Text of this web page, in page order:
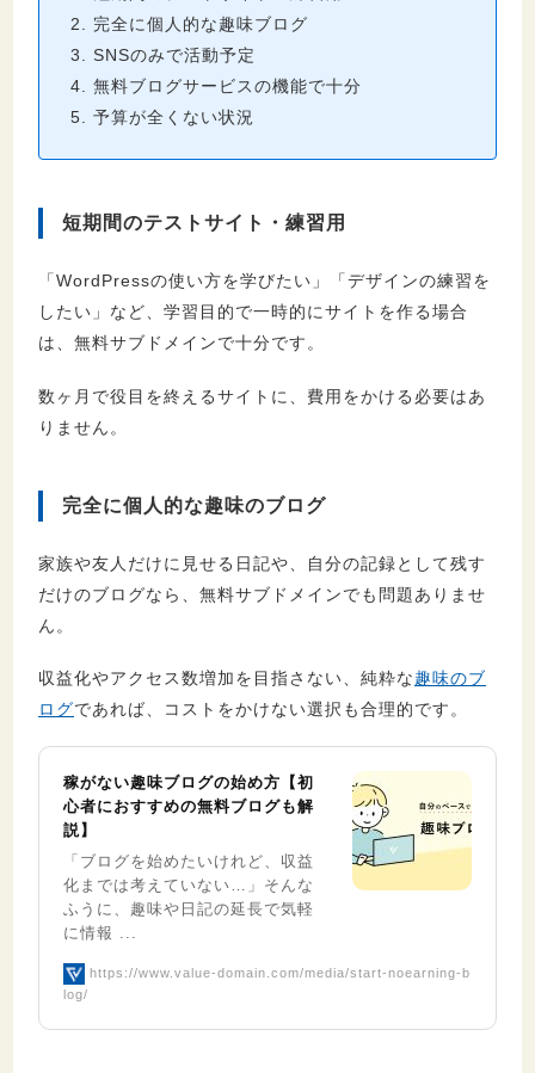
完全に個人的な趣味ブログ
SNSのみで活動予定
無料ブログサービスの機能で十分
予算が全くない状況
短期間のテストサイト・練習用
「WordPressの使い方を学びたい」「デザインの練習を
したい」など、学習目的で一時的にサイトを作る場合
は、無料サブドメインで十分です。
数ヶ月で役目を終えるサイトに、費用をかける必要はあ
りません。
完全に個人的な趣味のブログ
家族や友人だけに見せる日記や、自分の記録として残す
だけのブログなら、無料サブドメインでも問題ありませ
ん。
収益化やアクセス数増加を目指さない、純粋な趣味のブ
ログであれば、コストをかけない選択も合理的です。
稼がない趣味ブログの始め方【初
心者におすすめの無料ブログも解
説】
「ブログを始めたいけれど、収益
化までは考えていない…」そんな
ふうに、趣味や日記の延長で気軽
に情報 ...
https://www.value-domain.com/media/start-noearning-b
log/